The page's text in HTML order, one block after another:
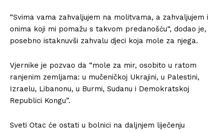
“Svima vama zahvaljujem na molitvama, a zahvaljujem i
onima koji mi pomažu s takvom predanošću“, dodao je,
posebno istaknuvši zahvalu djeci koja mole za njega.
Vjernike je pozvao da “mole za mir, osobito u ratom
ranjenim zemljama: u mučeničkoj Ukrajini, u Palestini,
Izraelu, Libanonu, u Burmi, Sudanu i Demokratskoj
Republici Kongu”.
Sveti Otac će ostati u bolnici na daljnjem liječenju